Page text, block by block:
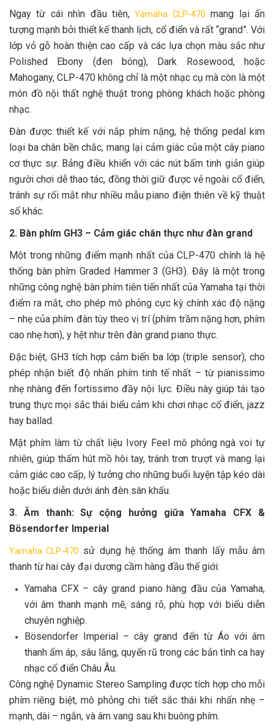
Ngay từ cái nhìn đầu tiên,Yamaha CLP-470 mang lại ấn
tượng mạnh bởi thiết kế thanh lịch, cổ điển và rất “grand”. Với
lớp vỏ gỗ hoàn thiện cao cấp và các lựa chọn màu sắc như
Polished Ebony (đen bóng), Dark Rosewood, hoặc
Mahogany, CLP-470 không chỉ là một nhạc cụ mà còn là một
món đồ nội thất nghệ thuật trong phòng khách hoặc phòng
nhạc.
Đàn được thiết kế với nắp phím nặng, hệ thống pedal kim
loại ba chân bền chắc, mang lại cảm giác của một cây piano
cơ thực sự. Bảng điều khiển với các nút bấm tinh giản giúp
người chơi dễ thao tác, đồng thời giữ được vẻ ngoài cổ điển,
tránh sự rối mắt như nhiều mẫu piano điện thiên về kỹ thuật
số khác.
2. Bàn phím GH3 – Cảm giác chân thực như đàn grand
Một trong những điểm mạnh nhất của CLP-470 chính là hệ
thống bàn phím Graded Hammer 3 (GH3). Đây là một trong
những công nghệ bàn phím tiên tiến nhất của Yamaha tại thời
điểm ra mắt, cho phép mô phỏng cực kỳ chính xác độ nặng
– nhẹ của phím đàn tùy theo vị trí (phím trầm nặng hơn, phím
cao nhẹ hơn), y hệt như trên đàn grand piano thực.
Đặc biệt, GH3 tích hợp cảm biến ba lớp (triple sensor), cho
phép nhận biết độ nhấn phím tinh tế nhất – từ pianissimo
nhẹ nhàng đến fortissimo đầy nội lực. Điều này giúp tái tạo
trung thực mọi sắc thái biểu cảm khi chơi nhạc cổ điển, jazz
hay ballad.
Mặt phím làm từ chất liệu Ivory Feel mô phỏng ngà voi tự
nhiên, giúp thấm hút mồ hôi tay, tránh trơn trượt và mang lại
cảm giác cao cấp, lý tưởng cho những buổi luyện tập kéo dài
hoặc biểu diễn dưới ánh đèn sân khấu.
3. Âm thanh: Sự cộng hưởng giữa Yamaha CFX &
Bösendorfer Imperial
Yamaha CLP-470 sử dụng hệ thống âm thanh lấy mẫu âm
thanh từ hai cây đại dương cầm hàng đầu thế giới:
Yamaha CFX – cây grand piano hàng đầu của Yamaha,
với âm thanh mạnh mẽ, sáng rõ, phù hợp với biểu diễn
chuyên nghiệp.
Bösendorfer Imperial – cây grand đến từ Áo với âm
thanh ấm áp, sâu lắng, quyến rũ trong các bản tình ca hay
nhạc cổ điển Châu Âu.
Công nghệ Dynamic Stereo Sampling được tích hợp cho mỗi
phím riêng biệt, mô phỏng chi tiết sắc thái khi nhấn nhẹ –
mạnh, dài – ngắn, và âm vang sau khi buông phím.